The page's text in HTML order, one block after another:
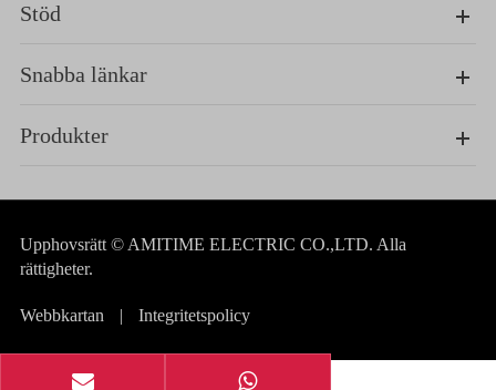
Stöd
Snabba länkar
Produkter
Upphovsrätt © AMITIME ELECTRIC CO.,LTD. Alla
rättigheter.
Webbkartan | Integritetspolicy